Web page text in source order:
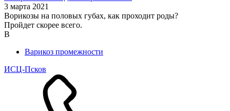
3 марта 2021
Ворикозы на половых губах, как проходит роды?
Пройдет скорее всего.
В
Варикоз промежности
ИСЦ-Псков